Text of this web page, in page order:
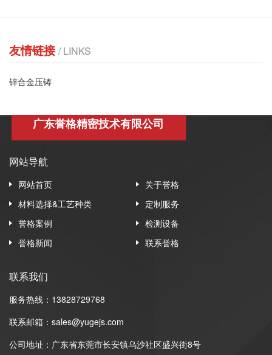
友情链接/ LINKS
锌合金压铸
广东誉格精密技术有限公司
网站导航
网站首页
关于誉格
材料选择&工艺种类
定制服务
誉格案例
检测设备
誉格新闻
联系誉格
联系我们
服务热线：13828729768
联系邮箱：sales@yugejs.com
公司地址：广东省东莞市长安镇乌沙社区盛兴街8号